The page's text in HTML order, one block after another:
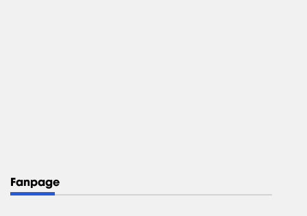
Fanpage